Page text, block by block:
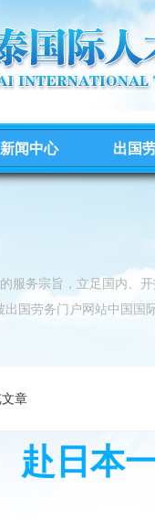
新闻中心 出国
服务宗旨，立足国内、
国劳务门户网站中国国
章
赴日本